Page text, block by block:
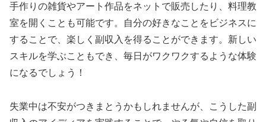
手作りの雑貨やアート作品をネットで販売したり、料理教
室を開くことも可能です。自分の好きなことをビジネスに
することで、楽しく副収入を得ることができます。新しい
スキルを学ぶこともでき、毎日がワクワクするような体験
になるでしょう！
失業中は不安がつきまとうかもしれませんが、こうした副